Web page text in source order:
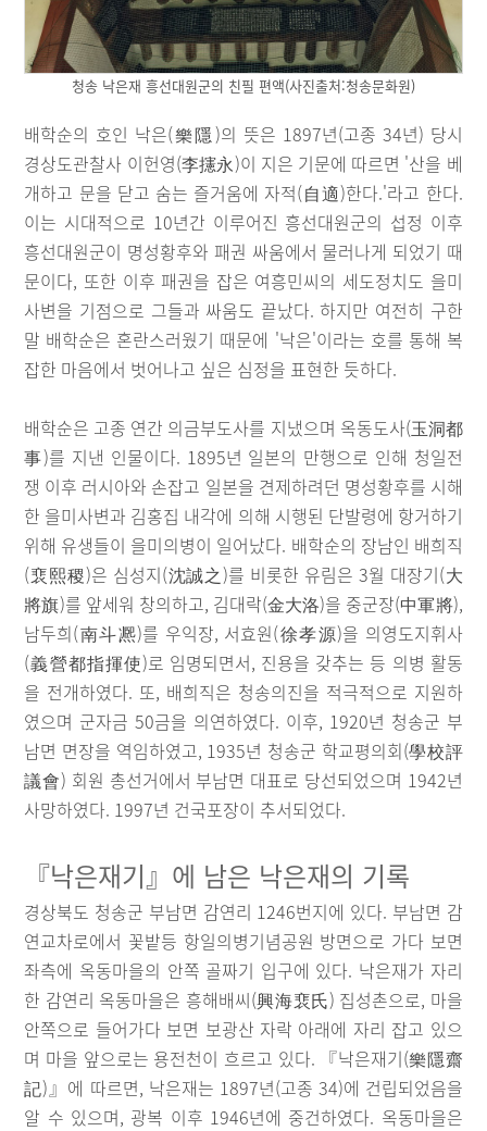
청송 낙은재 흥선대원군의 친필 편액(사진출처:청송문화원)
배학순의 호인 낙은(樂隱)의 뜻은 1897년(고종 34년) 당시
경상도관찰사 이헌영(李攇永)이 지은 기문에 따르면 '산을 베
개하고 문을 닫고 숨는 즐거움에 자적(自適)한다.'라고 한다.
이는 시대적으로 10년간 이루어진 흥선대원군의 섭정 이후
흥선대원군이 명성황후와 패권 싸움에서 물러나게 되었기 때
문이다, 또한 이후 패권을 잡은 여흥민씨의 세도정치도 을미
사변을 기점으로 그들과 싸움도 끝났다. 하지만 여전히 구한
말 배학순은 혼란스러웠기 때문에 '낙은'이라는 호를 통해 복
잡한 마음에서 벗어나고 싶은 심정을 표현한 듯하다.
배학순은 고종 연간 의금부도사를 지냈으며 옥동도사(玉洞都
事)를 지낸 인물이다. 1895년 일본의 만행으로 인해 청일전
쟁 이후 러시아와 손잡고 일본을 견제하려던 명성황후를 시해
한 을미사변과 김홍집 내각에 의해 시행된 단발령에 항거하기
위해 유생들이 을미의병이 일어났다. 배학순의 장남인 배희직
(裵熙稷)은 심성지(沈誠之)를 비롯한 유림은 3월 대장기(大
將旗)를 앞세워 창의하고, 김대락(金大洛)을 중군장(中軍將),
남두희(南斗凞)를 우익장, 서효원(徐孝源)을 의영도지휘사
(義營都指揮使)로 임명되면서, 진용을 갖추는 등 의병 활동
을 전개하였다. 또, 배희직은 청송의진을 적극적으로 지원하
였으며 군자금 50금을 의연하였다. 이후, 1920년 청송군 부
남면 면장을 역임하였고, 1935년 청송군 학교평의회(學校評
議會) 회원 총선거에서 부남면 대표로 당선되었으며 1942년
사망하였다. 1997년 건국포장이 추서되었다.
『낙은재기』에 남은 낙은재의 기록
경상북도 청송군 부남면 감연리 1246번지에 있다. 부남면 감
연교차로에서 꽃밭등 항일의병기념공원 방면으로 가다 보면
좌측에 옥동마을의 안쪽 골짜기 입구에 있다. 낙은재가 자리
한 감연리 옥동마을은 흥해배씨(興海裵氏) 집성촌으로, 마을
안쪽으로 들어가다 보면 보광산 자락 아래에 자리 잡고 있으
며 마을 앞으로는 용전천이 흐르고 있다. 『낙은재기(樂隱齋
記)』에 따르면, 낙은재는 1897년(고종 34)에 건립되었음을
알 수 있으며, 광복 이후 1946년에 중건하였다. 옥동마을은